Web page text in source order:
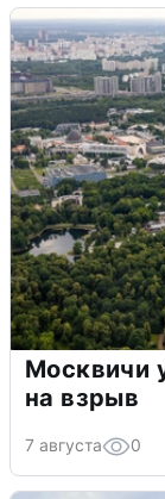
Москвичи
на взрыв
7 августа 0